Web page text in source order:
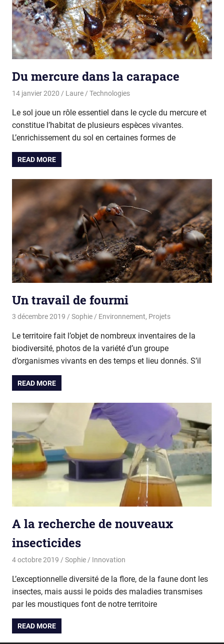
Du mercure dans la carapace
14 janvier 2020 Laure Technologies
Le sol joue un rôle essentiel dans le cycle du mercure et
constitue l’habitat de plusieurs espèces vivantes.
L’enrichissement du sol en certaines formes de
READ MORE
Un travail de fourmi
3 décembre 2019 Sophie Environnement, Projets
Le territoire fait l’objet de nombreux inventaires de la
biodiversité, photos de la variété d’un groupe
d’organismes vivants en des temps et lieu donnés. S’il
READ MORE
A la recherche de nouveaux
insecticides
4 octobre 2019 Sophie Innovation
L’exceptionnelle diversité de la flore, de la faune dont les
insectes, mais aussi le poids des maladies transmises
par les moustiques font de notre territoire
READ MORE